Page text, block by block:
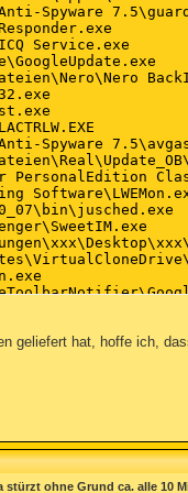
Spyware
Service.exe
Spyware
PersonalEdition
geliefert hat, hoffe ich,
ohne Grund ca. alle 10